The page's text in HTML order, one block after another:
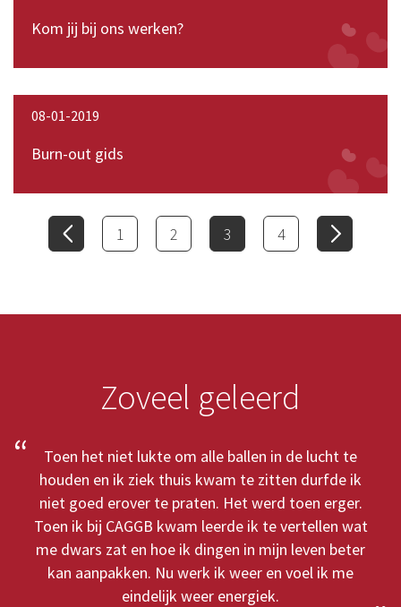
Kom jij bij ons werken?
08-01-2019
Burn-out gids
1 2 3 4
Zoveel geleerd
Toen het niet lukte om alle ballen in de lucht te
houden en ik ziek thuis kwam te zitten durfde ik
niet goed erover te praten. Het werd toen erger.
Toen ik bij CAGGB kwam leerde ik te vertellen wat
me dwars zat en hoe ik dingen in mijn leven beter
kan aanpakken. Nu werk ik weer en voel ik me
eindelijk weer energiek.